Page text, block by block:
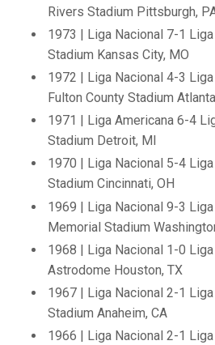
Rivers Stadium Pittsburgh,
1973 | Liga Nacional 7-1
Stadium Kansas City, MO
1972 | Liga Nacional 4-3
Fulton County Stadium
1971 | Liga Americana 6-4
Stadium Detroit, MI
1970 | Liga Nacional 5-4
Stadium Cincinnati, OH
1969 | Liga Nacional 9-3 Liga
Memorial Stadium
1968 | Liga Nacional 1-0
Astrodome Houston, TX
1967 | Liga Nacional 2-1
Stadium Anaheim, CA
1966 | Liga Nacional 2-1